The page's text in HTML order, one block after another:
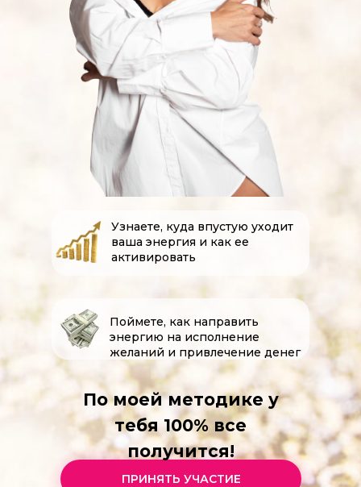
Узнаете, куда впустую уходит
ваша энергия и как ее
активировать
Поймете, как направить
энергию на исполнение
желаний и привлечение денег
ПРИНЯТЬ УЧАСТИЕ
По моей методике у
тебя 100% все
получится!